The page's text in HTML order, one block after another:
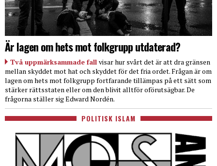
Är lagen om hets mot folkgrupp utdaterad?
Två uppmärksammade fall visar hur svårt det är att dra gränsen
mellan skyddet mot hat och skyddet för det fria ordet. Frågan är om
lagen om hets mot folkgrupp fortfarande tillämpas på ett sätt som
stärker rättsstaten eller om den blivit alltför oförutsägbar. De
frågorna ställer sig Edward Nordén.
POLITISK ISLAM